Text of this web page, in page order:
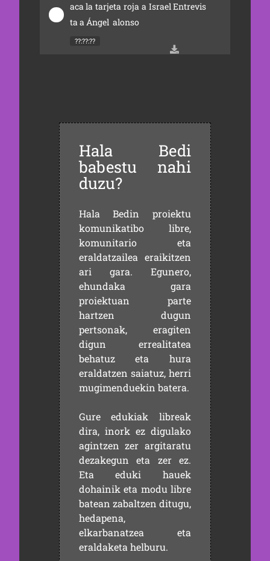
aca la tarjeta roja a Israel Entrevis
ta a Ángel  alonso
??:??:??
Hala Bedi
babestu nahi
duzu?
Hala Bedin proiektu
komunikatibo libre,
komunitario eta
eraldatzailea eraikitzen
ari gara. Egunero,
ehundaka gara
proiektuan parte
hartzen dugun
pertsonak, eragiten
digun errealitatea
behatuz eta hura
eraldatzen saiatuz, herri
mugimenduekin batera.
Gure edukiak libreak
dira, inork ez digulako
agintzen zer argitaratu
dezakegun eta zer ez.
Eta eduki hauek
dohainik eta modu libre
batean zabaltzen ditugu,
hedapena,
elkarbanatzea eta
eraldaketa helburu.